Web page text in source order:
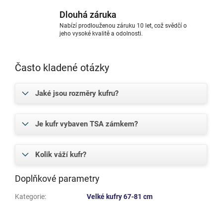
Dlouhá záruka
Nabízí prodlouženou záruku 10 let, což svědčí o
jeho vysoké kvalitě a odolnosti.
Často kladené otázky
Jaké jsou rozměry kufru?
Je kufr vybaven TSA zámkem?
Kolik váží kufr?
Doplňkové parametry
Kategorie:
Velké kufry 67-81 cm